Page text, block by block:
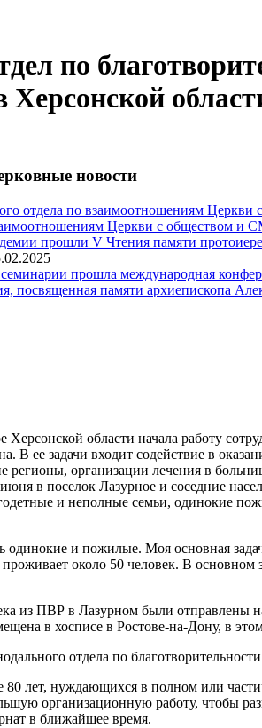
по
новости
Церкви с обществом и
посвященная памяти архиепископа
области начала работу
В ее задачи входит содействие в
регионы, организации лечения в
в поселок Лазурное и соседние
и неполные семьи, одинокие
одинокие и пожилые. Моя основная
около 50 человек. В
из ПВР в Лазурном были отправлены
в хосписе в Ростове-на-Дону, в
отдела по
80 лет, нуждающихся в полном или
организационную работу, чтобы
в ближайшее время.